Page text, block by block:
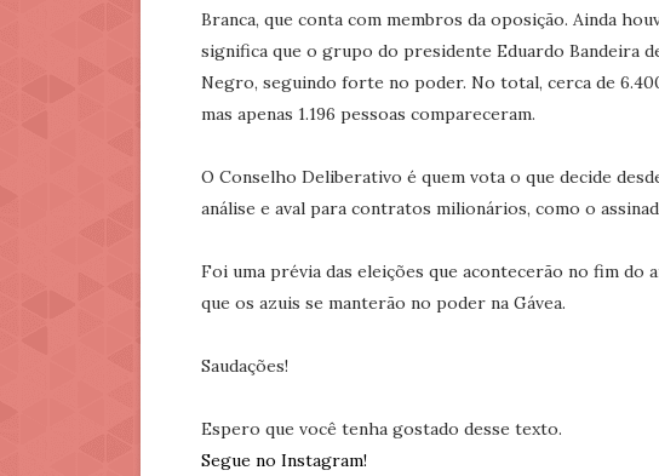
Branca, que conta com membros da oposição. Ainda
significa que o grupo do presidente Eduardo Bandeira
Negro, seguindo forte no poder. No total, cerca de
mas apenas 1.196 pessoas compareceram.
O Conselho Deliberativo é quem vota o que decide
análise e aval para contratos milionários, como o
Foi uma prévia das eleições que acontecerão no fim do
que os azuis se manterão no poder na Gávea.
Saudações!
Espero que você tenha gostado desse texto.
Segue no Instagram!